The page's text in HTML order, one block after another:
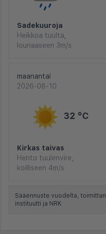
Sadekuuroja
Heikkoa tuulta,
lounaaseen 3m/s
maanantai
2026-08-10
32 °C
Kirkas taivas
Hento tuulenvire,
koilliseen 4m/s
Sääennuste vuodelta,
instituutti ja NRK